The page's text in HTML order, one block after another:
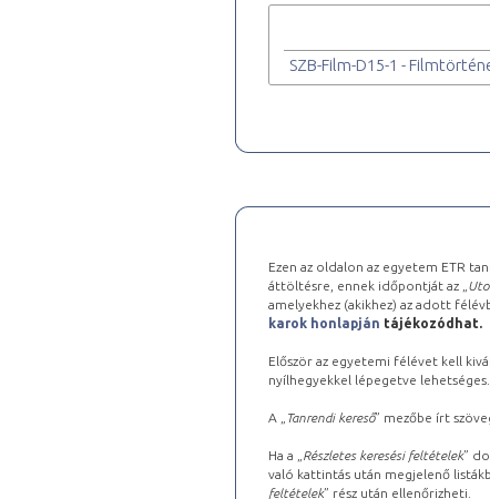
SZB-Film-D15-1 -
Ezen az oldalon az egyetem ETR
áttöltésre, ennek időpontját az „
amelyekhez (akikhez) az adott
karok honlapján tájékozódhat.
Először az egyetemi félévet kell
nyílhegyekkel lépegetve
A „ Tanrendi kereső” mezőbe írt
Ha a „ Részletes keresési feltételek”
való kattintás után megjelenő
feltételek” rész után ellenőrizheti.